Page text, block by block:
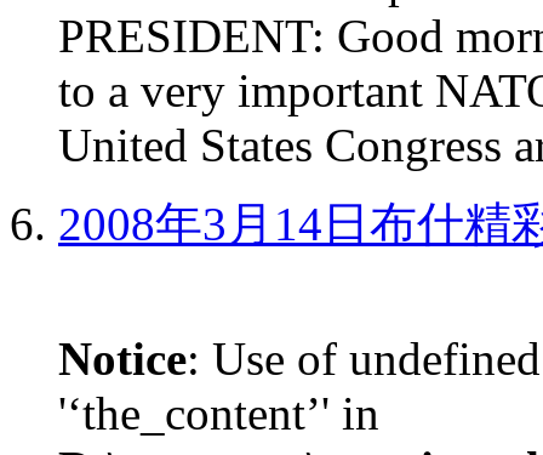
PRESIDENT: Good
to a very important
United States Congress
2008年3月14日布什精
Notice: Use of
'‘the_content’' in